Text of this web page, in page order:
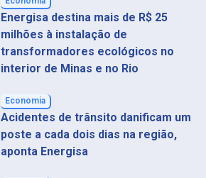
Energisa destina mais de R$ 25
milhões à instalação de
transformadores ecológicos no
interior de Minas e no Rio
Economia
Acidentes de trânsito danificam um
poste a cada dois dias na região,
aponta Energisa